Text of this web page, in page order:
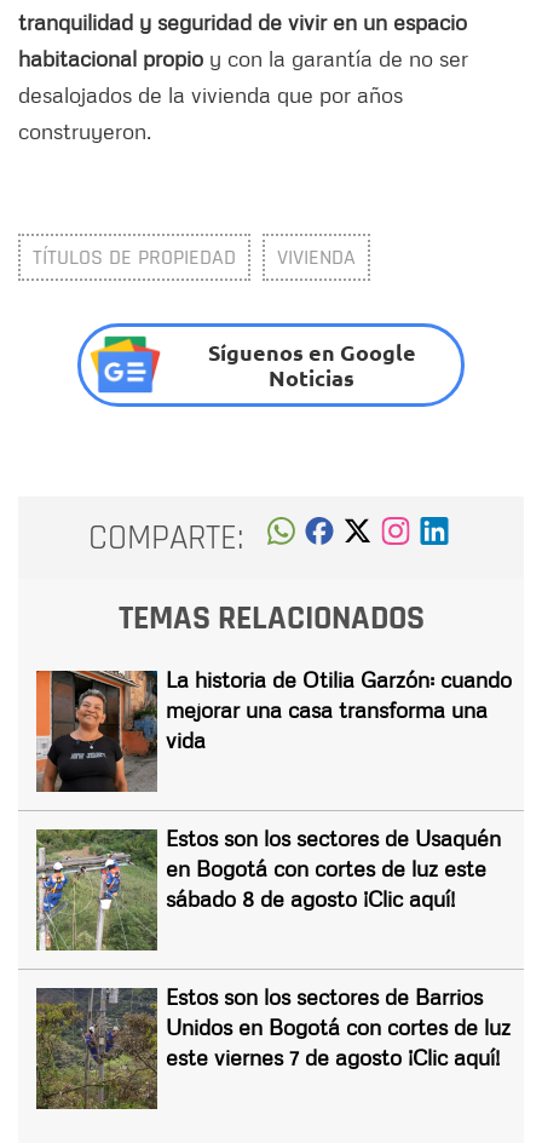
tranquilidad y seguridad de vivir en un espacio
habitacional propio y con la garantía de no ser
desalojados de la vivienda que por años
construyeron.
TÍTULOS DE PROPIEDAD VIVIENDA
Síguenos en Google
Noticias
COMPARTE:
TEMAS RELACIONADOS
La historia de Otilia Garzón: cuando
mejorar una casa transforma una
vida
Estos son los sectores de Usaquén
en Bogotá con cortes de luz este
sábado 8 de agosto ¡Clic aquí!
Estos son los sectores de Barrios
Unidos en Bogotá con cortes de luz
este viernes 7 de agosto ¡Clic aquí!